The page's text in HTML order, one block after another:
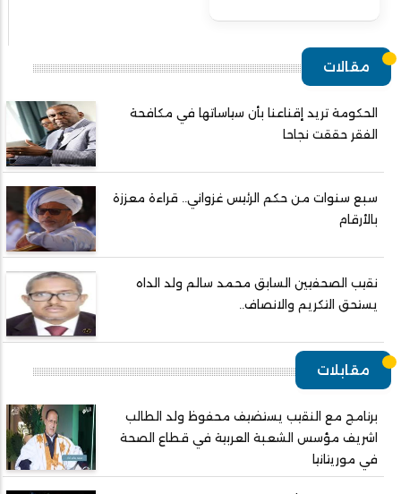
مقالات
الحكومة تريد إقناعنا بأن سياساتها في مكافحة
الفقر حققت نجاحا
سبع سنوات من حكم الرئيس غزواني.. قراءة معززة
بالأرقام
نقيب الصحفيين السابق محمد سالم ولد الداه
يستحق التكريم والانصاف..
مقابلات
برنامج مع النقيب يستضيف محفوظ ولد الطالب
اشريف مؤسس الشعبة العربية في قطاع الصحة
في موريتانيا